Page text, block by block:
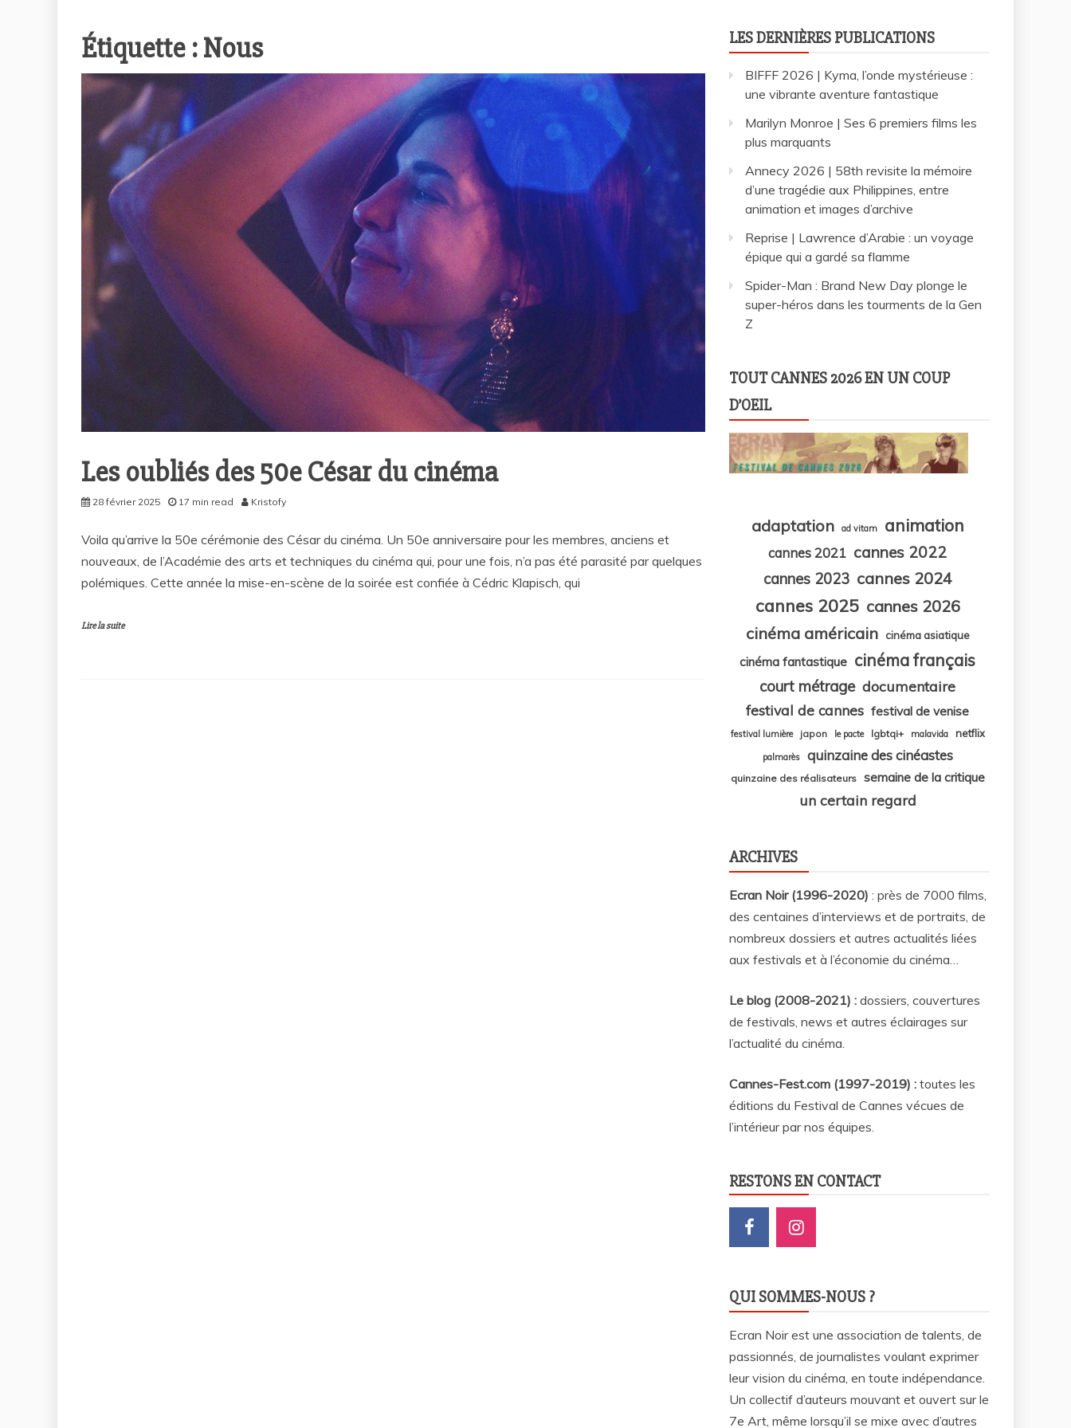
Étiquette :Nous
Les oubliés des 50e César du cinéma
28 février 2025 17 min read Kristofy
Voila qu’arrive la 50e cérémonie des César du cinéma. Un 50e anniversaire pour les membres, anciens et
nouveaux, de l’Académie des arts et techniques du cinéma qui, pour une fois, n’a pas été parasité par quelques
polémiques. Cette année la mise-en-scène de la soirée est confiée à Cédric Klapisch, qui
Lire la suite
LES DERNIÈRES PUBLICATIONS
BIFFF 2026 | Kyma, l’onde mystérieuse :
une vibrante aventure fantastique
Marilyn Monroe | Ses 6 premiers films les
plus marquants
Annecy 2026 | 58th revisite la mémoire
d’une tragédie aux Philippines, entre
animation et images d’archive
Reprise | Lawrence d’Arabie : un voyage
épique qui a gardé sa flamme
Spider-Man : Brand New Day plonge le
super-héros dans les tourments de la Gen
Z
TOUT CANNES 2026 EN UN COUP
D’OEIL
adaptation ad vitam animation
cannes 2021 cannes 2022
cannes 2023 cannes 2024
cannes 2025 cannes 2026
cinéma américain
cinéma asiatique
cinéma fantastique cinéma français
court métrage documentaire
festival de cannes festival de venise
festival lumière japon le pacte lgbtqi+ malavida netflix
palmarès quinzaine des cinéastes
quinzaine des réalisateurs semaine de la critique
un certain regard
ARCHIVES
Ecran Noir (1996-2020) : près de 7000 films,
des centaines d’interviews et de portraits, de
nombreux dossiers et autres actualités liées
aux festivals et à l’économie du cinéma…
Le blog (2008-2021) : dossiers, couvertures
de festivals, news et autres éclairages sur
l’actualité du cinéma
Cannes-Fest.com (1997-2019) : toutes les
éditions du Festival de Cannes vécues de
l’intérieur par nos équipes.
RESTONS EN CONTACT
QUI SOMMES-NOUS ?
Ecran Noir est une association de talents, de
passionnés, de journalistes voulant exprimer
leur vision du cinéma, en toute indépendance.
Un collectif d’auteurs mouvant et ouvert sur le
7e Art, même lorsqu’il se mixe avec d’autres